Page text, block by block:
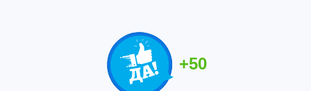
+50